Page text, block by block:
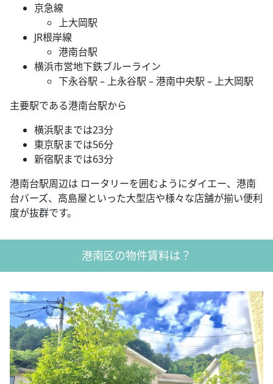
京急線
上大岡駅
JR根岸線
港南台駅
横浜市営地下鉄ブルーライン
下永谷駅 – 上永谷駅 – 港南中央駅 – 上大岡駅
主要駅である港南台駅から
横浜駅までは23分
東京駅までは56分
新宿駅までは63分
港南台駅周辺は ロータリーを囲むようにダイエー、港南
台バーズ、高島屋といった大型店や様々な店舗が揃い便利
度が抜群です。
港南区の物件賃料は？